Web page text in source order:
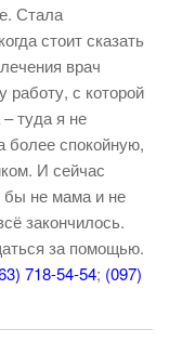
Стала
стоит сказать
врач
работу, с которой
туда я не
более спокойную,
И сейчас
бы не мама и не
закончилось.
за помощью.
718-54-54; (097)